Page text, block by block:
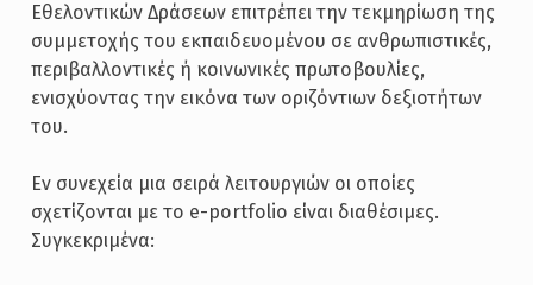
Εθελοντικών Δράσεων επιτρέπει την τεκμηρίωση της
συμμετοχής του εκπαιδευομένου σε ανθρωπιστικές,
περιβαλλοντικές ή κοινωνικές πρωτοβουλίες,
ενισχύοντας την εικόνα των οριζόντιων δεξιοτήτων
του.
Εν συνεχεία μια σειρά λειτουργιών οι οποίες
σχετίζονται με το e-portfolio είναι διαθέσιμες.
Συγκεκριμένα: